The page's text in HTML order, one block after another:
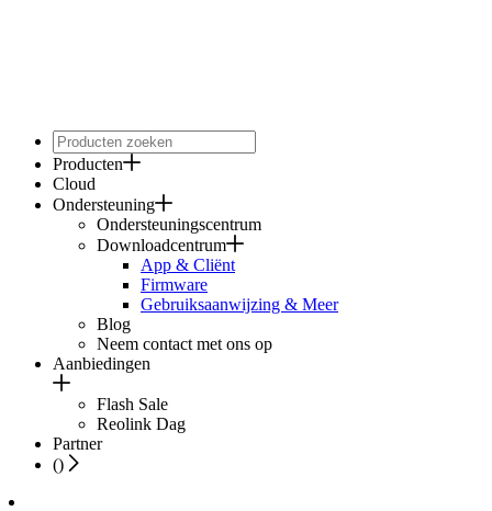
Producten
Cloud
Ondersteuning
Ondersteuningscentrum
Downloadcentrum
App & Cliënt
Firmware
Gebruiksaanwijzing & Meer
Blog
Neem contact met ons op
Aanbiedingen
Flash Sale
Reolink Dag
Partner
()